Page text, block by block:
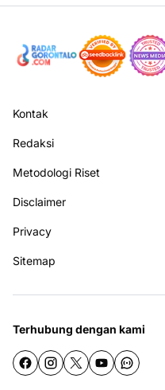
Kontak
Redaksi
Metodologi Riset
Disclaimer
Privacy
Sitemap
Terhubung dengan kami